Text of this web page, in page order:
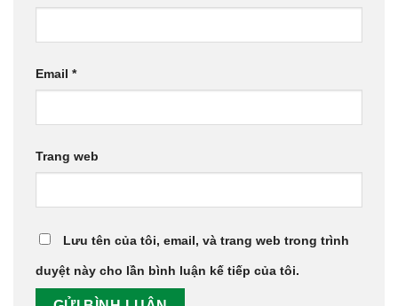
Email *
Trang web
Lưu tên của tôi, email, và trang web trong trình
duyệt này cho lần bình luận kế tiếp của tôi.